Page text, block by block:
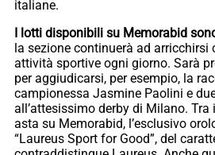
italiane.
I lotti disponibili su Memorabid
la sezione continuerà ad arricchirsi
attività sportive ogni giorno. Sarà
per aggiudicarsi, per esempio, la
campionessa Jasmine Paolini e
all’attesissimo derby di Milano.
asta su Memorabid, l’esclusivo
“Laureus Sport for Good”, del